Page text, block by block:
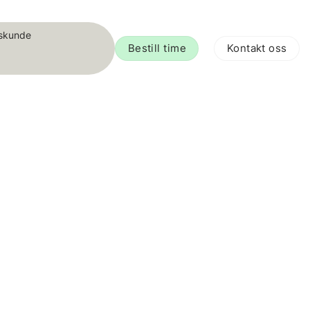
Bestill time Kontakt oss